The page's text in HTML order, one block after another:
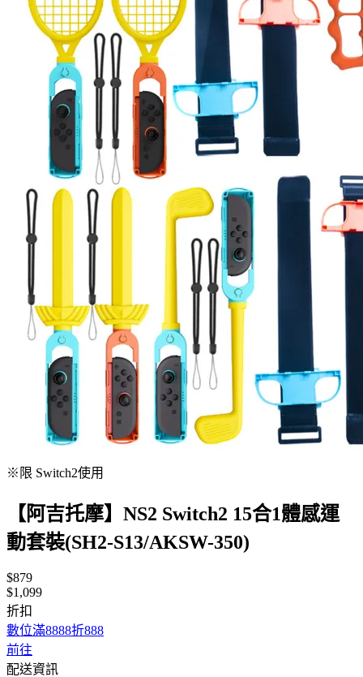
※限 Switch2使用
【阿吉托摩】NS2 Switch2 15合1體感運
動套裝(SH2-S13/AKSW-350)
$879
$1,099
折扣
數位滿8888折888
前往
配送資訊